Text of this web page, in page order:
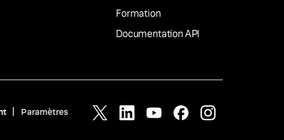
Formation
Documentation API
Paramètres